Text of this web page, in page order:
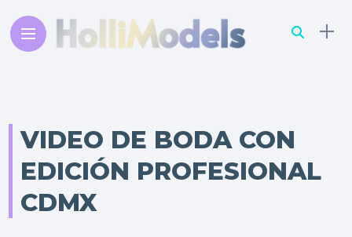
VIDEO DE BODA CON
EDICIÓN PROFESIONAL
CDMX